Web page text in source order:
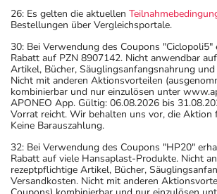
26: Es gelten die aktuellen
Bestellungen über Vergleichsportale.
30: Bei Verwendung des Coupons "Ciclopoli5"
Rabatt auf PZN 8907142. Nicht anwendbar
Artikel, Bücher, Säuglingsanfangsnahrung
Nicht mit anderen Aktionsvorteilen
kombinierbar und nur einzulösen unter
APONEO App. Gültig: 06.08.2026 bis
Vorrat reicht. Wir behalten uns vor, die Aktion
Keine Barauszahlung.
32: Bei Verwendung des Coupons "HP20"
Rabatt auf viele Hansaplast-Produkte. Nicht
rezeptpflichtige Artikel, Bücher,
Versandkosten. Nicht mit anderen